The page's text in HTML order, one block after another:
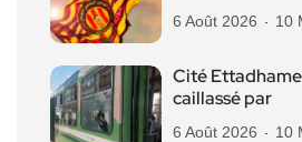
6 Août 2026 10
Cité
caillassé par
6 Août 2026 10